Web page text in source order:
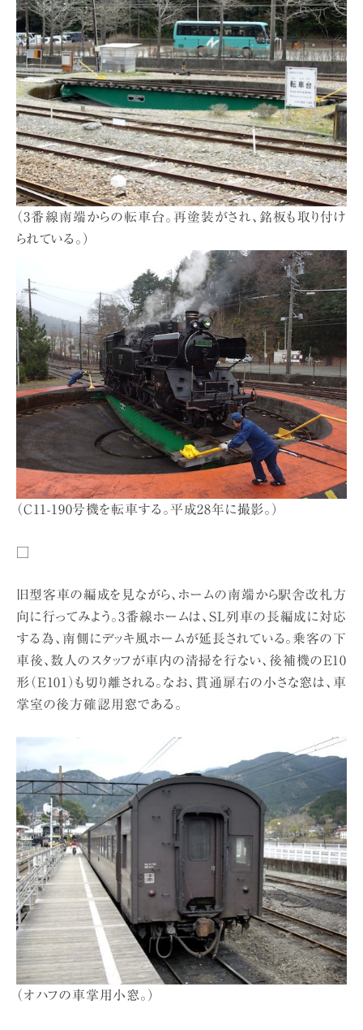
（3番線南端からの転車台。再塗装がされ、銘板も取り付け
られている。）
（C11-190号機を転車する。平成28年に撮影。）
旧型客車の編成を見ながら、ホームの南端から駅舎改札方
向に行ってみよう。3番線ホームは、SL列車の長編成に対応
する為、南側にデッキ風ホームが延長されている。乗客の下
車後、数人のスタッフが車内の清掃を行ない、後補機のE10
形（E101）も切り離される。なお、貫通扉右の小さな窓は、車
掌室の後方確認用窓である。
（オハフの車掌用小窓。）